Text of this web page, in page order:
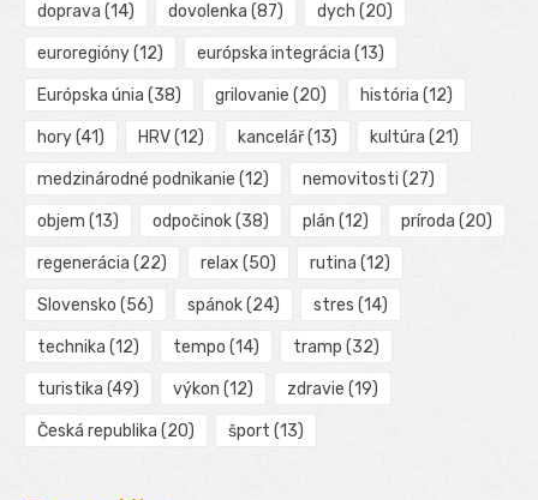
doprava (14) dovolenka (87) dych (20)
euroregióny(12) európska integrácia (13)
Európska únia (38) grilovanie (20) história (12)
hory(41) HRV(12) kancelář(13) kultúra (21)
medzinárodné podnikanie (12) nemovitosti (27)
objem (13) odpočinok(38) plán (12) príroda (20)
regenerácia (22) relax (50) rutina (12)
Slovensko (56) spánok(24) stres (14)
technika (12) tempo (14) tramp (32)
turistika (49) výkon (12) zdravie (19)
Česká republika (20) šport (13)